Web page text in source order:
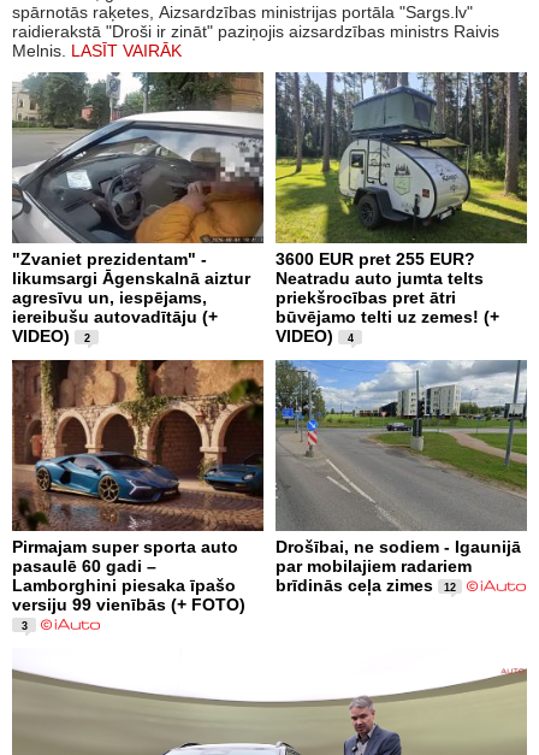
spārnotās raķetes, Aizsardzības ministrijas portāla "Sargs.lv"
raidierakstā "Droši ir zināt" paziņojis aizsardzības ministrs Raivis
Melnis. LASĪT VAIRĀK
"Zvaniet prezidentam" -
likumsargi Āgenskalnā aiztur
agresīvu un, iespējams,
iereibušu autovadītāju (+
VIDEO)
2
3600 EUR pret 255 EUR?
Neatradu auto jumta telts
priekšrocības pret ātri
būvējamo telti uz zemes! (+
VIDEO)
4
Pirmajam super sporta auto
pasaulē 60 gadi –
Lamborghini piesaka īpašo
versiju 99 vienībās (+ FOTO)
3
Drošībai, ne sodiem - Igaunijā
par mobilajiem radariem
brīdinās ceļa zimes
12